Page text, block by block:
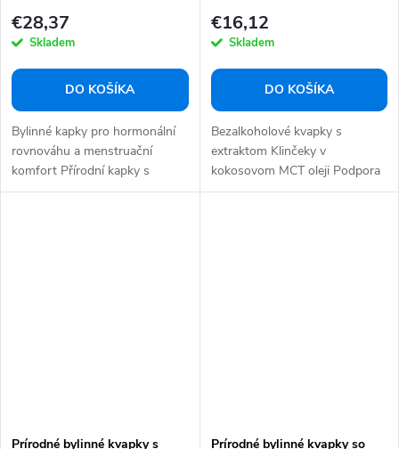
€28,37
Skladem
DO KOŠÍKA
Bylinné kapky pro hormonální
rovnováhu a menstruační
komfort Přírodní kapky s
extrakty...
€16,12
Skladem
DO KOŠÍKA
Bezalkoholové kvapky s
extraktom Klinčeky v
kokosovom MCT oleji Podpora
trávenia...
Prírodné bylinné kvapky s Prírodné bylinné kvapky so